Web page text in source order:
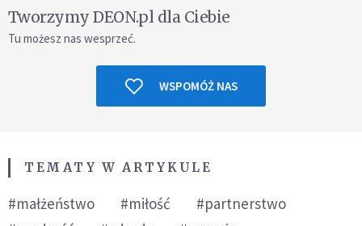
Tworzymy DEON.pl dla Ciebie
Tu możesz nas wesprzeć.
WSPOMÓŻ NAS
TEMATY W ARTYKULE
#małżeństwo #miłość
#partnerstwo